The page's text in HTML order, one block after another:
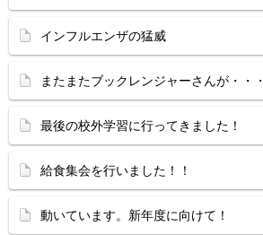
インフルエンザの猛威
またまたブックレンジャーさんが・・・
最後の校外学習に行ってきました！
給食集会を行いました！！
動いています。新年度に向けて！